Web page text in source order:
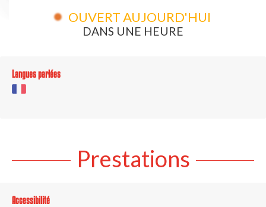
OUVERT AUJOURD'HUI
DANS UNE HEURE
Langues parlées
Prestations
Accessibilité